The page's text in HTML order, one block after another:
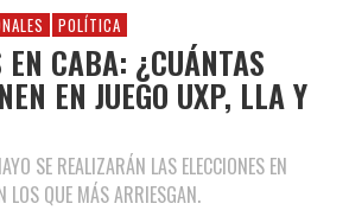
POLÍTICA
EN CABA: ¿CUÁNTAS
EN JUEGO UXP, LLA Y
SE REALIZARÁN LAS ELECCIONES EN
LOS QUE MÁS ARRIESGAN.